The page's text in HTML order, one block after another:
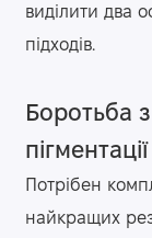
виділити два
підходів.
Боротьба
пігментації
Потрібен
найкращих